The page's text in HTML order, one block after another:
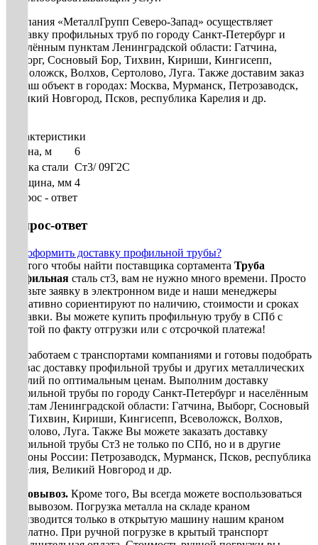
Компания «МеталлГрупп Северо-Запад» осуществляет
доставку профильных труб по городу Санкт-Петербург и
населённым пунктам Ленинградской области: Гатчина,
Выборг, Сосновый Бор, Тихвин, Кириши, Кингисепп,
Всеволожск, Волхов, Сертолово, Луга. Также доставим заказ
на ваш объект в городах: Москва, Мурманск, Петрозаводск,
Великий Новгород, Псков, республика Карелия и др.
Характеристики
Длина, м
6
Марка стали Ст3/ 09Г2С
Толщина, мм 4
Вопрос - ответ
Вопрос-ответ
Как оформить доставку профильной трубы?
Для того чтобы найти поставщика сортамента Труба
профильная сталь ст3, вам не нужно много времени. Просто
оставьте заявку в электронном виде и наши менеджеры
оперативно сориентируют по наличию, стоимости и сроках
доставки. Вы можете купить профильную трубу в СПб с
оплатой по факту отгрузки или с отсрочкой платежа!
Мы работаем с транспортами компаниями и готовы подобрать
для вас доставку профильной трубы и других металлических
изделий по оптимальным ценам. Выполним доставку
профильной трубы по городу Санкт-Петербург и населённым
пунктам Ленинградской области: Гатчина, Выборг, Сосновый
Бор, Тихвин, Кириши, Кингисепп, Всеволожск, Волхов,
Сертолово, Луга. Также Вы можете заказать доставку
профильной трубы Ст3 не только по СПб, но и в другие
регионы России: Петрозаводск, Мурманск, Псков, республика
Карелия, Великий Новгород и др.
Самовывоз. Кроме того, Вы всегда можете воспользоваться
самовывозом. Погрузка металла на складе краном
производится только в открытую машину нашим краном
бесплатно. При ручной погрузке в крытый транспорт